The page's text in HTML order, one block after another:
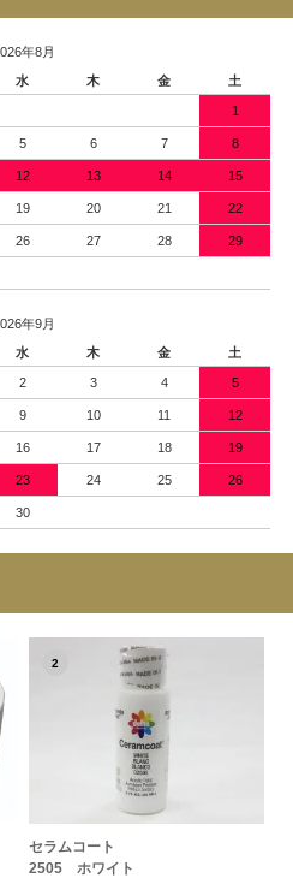
年8月
水 木 金 土
1
5 6 7 8
12 13 14 15
19 20 21 22
26 27 28 29
年9月
水 木 金 土
2 3 4 5
9 10 11 12
16 17 18 19
23 24 25 26
30
2
セラムコート
2505 ホワイト